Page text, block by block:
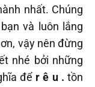
nhất. Chúng
và luôn lắng
vậy nên đừng
nhé bởi những
để r ê u . tồn